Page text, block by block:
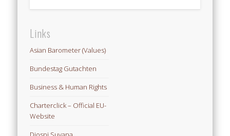
Links
Asian Barometer (Values)
Bundestag Gutachten
Business & Human Rights
Charterclick – Official EU-
Website